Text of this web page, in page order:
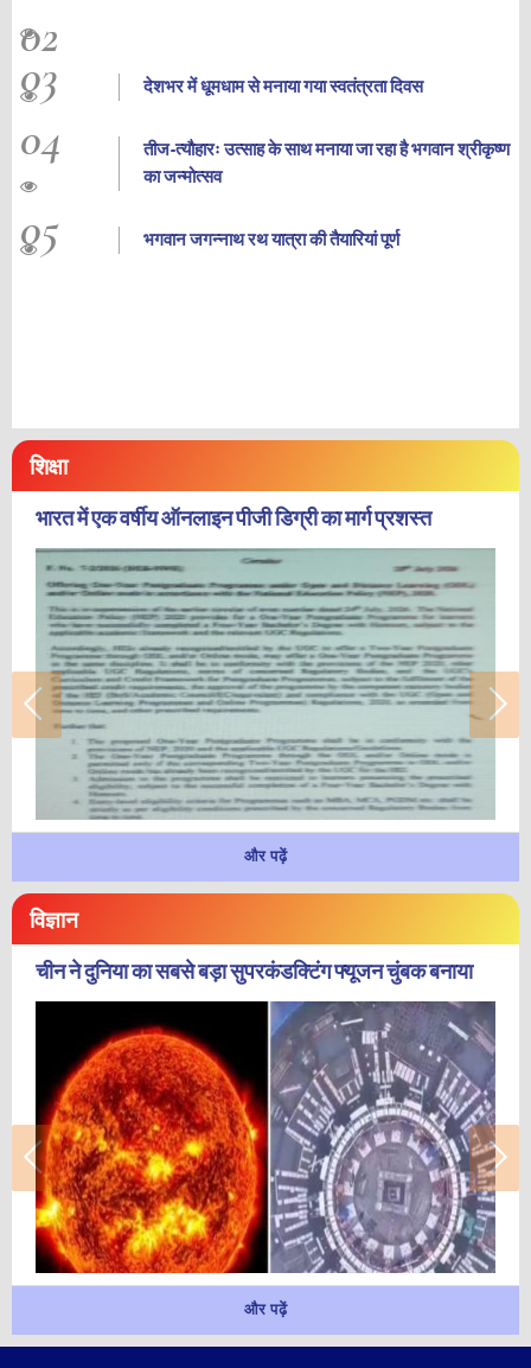
02
03 देशभर में धूमधाम से मनाया गया स्वतंत्रता दिवस
04
तीज-त्यौहारः उत्साह के साथ मनाया जा रहा है भगवान श्रीकृष्ण
का जन्‍मोत्‍सव
05 भगवान जगन्नाथ रथ यात्रा की तैयारियां पूर्ण
शिक्षा
भारत में एक वर्षीय ऑनलाइन पीजी डिग्री का मार्ग प्रशस्त
और पढ़ें
विज्ञान
चीन ने दुनिया का सबसे बड़ा सुपरकंडक्टिंग फ्यूजन चुंबक बनाया
और पढ़ें